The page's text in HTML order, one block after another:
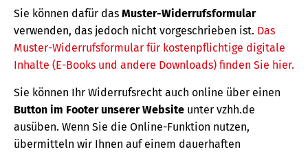
Sie können dafür das Muster-Widerrufsformular
verwenden, das jedoch nicht vorgeschrieben ist. Das
Muster-Widerrufsformular für kostenpflichtige digitale
Inhalte (E-Books und andere Downloads) finden Sie hier.
Sie können Ihr Widerrufsrecht auch online über einen
Button im Footer unserer Website unter vzhh.de
ausüben. Wenn Sie die Online-Funktion nutzen,
übermitteln wir Ihnen auf einem dauerhaften